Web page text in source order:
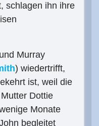
schlagen ihn ihre
Murray
) wiedertrifft,
ist, weil die
Dottie
Monate
begleitet